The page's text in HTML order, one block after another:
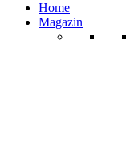
Home
Magazin